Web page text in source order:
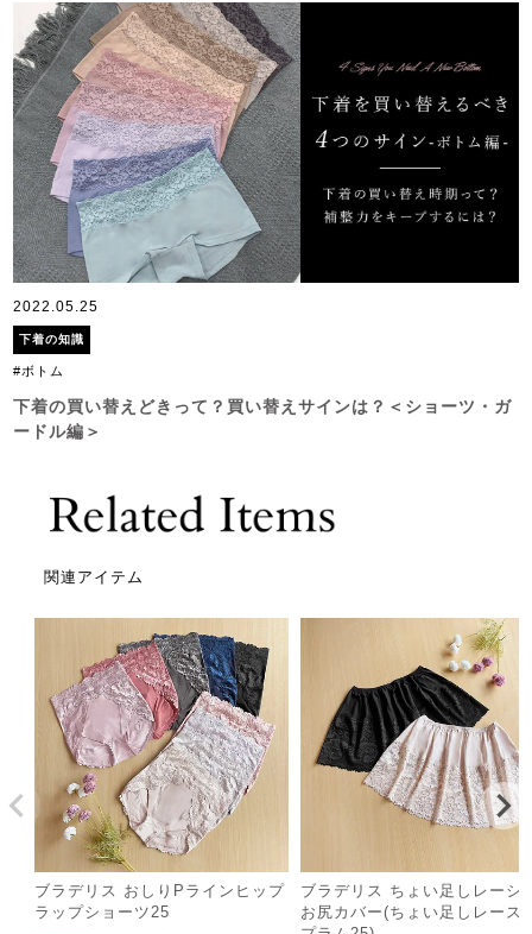
2022.05.25
下着の知識
#ボトム
下着の買い替えどきって？買い替えサインは？＜ショーツ・ガ
ードル編＞
関連アイテム
ブラデリス おしりPラインヒップ
ラップショーツ25
ブラデリス ちょい足しレーシ
お尻カバー(ちょい足しレース